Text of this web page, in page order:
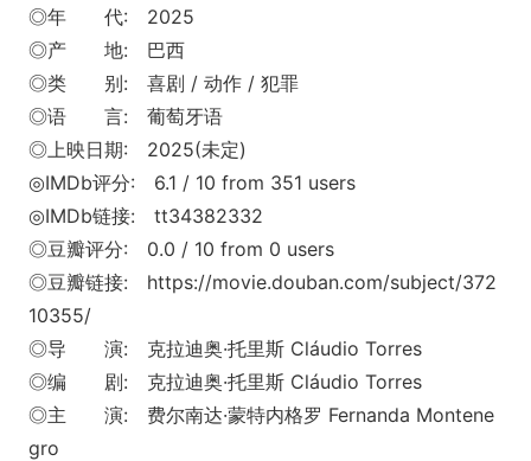
◎年 代: 2025
◎产 地: 巴西
◎类 别: 喜剧 / 动作 / 犯罪
◎语 言: 葡萄牙语
◎上映日期: 2025(未定)
◎IMDb评分: 6.1 / 10 from 351 users
◎IMDb链接: tt34382332
◎豆瓣评分: 0.0 / 10 from 0 users
◎豆瓣链接: https://movie.douban.com/subject/372
10355/
◎导 演: 克拉迪奥·托里斯 Cláudio Torres
◎编 剧: 克拉迪奥·托里斯 Cláudio Torres
◎主 演: 费尔南达·蒙特内格罗 Fernanda Montene
gro